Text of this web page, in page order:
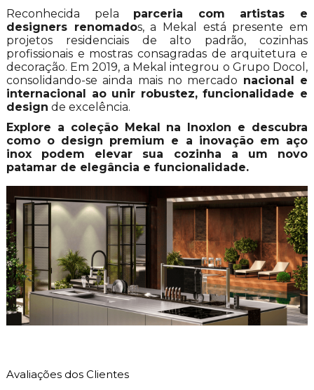
Reconhecida pela parceria com artistas e
designers renomados, a Mekal está presente em
projetos residenciais de alto padrão, cozinhas
profissionais e mostras consagradas de arquitetura e
decoração. Em 2019, a Mekal integrou o Grupo Docol,
consolidando-se ainda mais no mercado nacional e
internacional ao unir robustez, funcionalidade e
design de excelência.
Explore a coleção Mekal na Inoxlon e descubra
como o design premium e a inovação em aço
inox podem elevar sua cozinha a um novo
patamar de elegância e funcionalidade.
Avaliações dos Clientes